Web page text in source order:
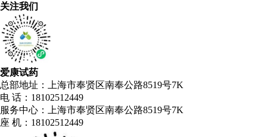
关注我们
爱康试药
总部地址：上海市奉贤区南奉公路8519号7K
电 话：18102512449
服务中心：上海市奉贤区南奉公路8519号7K
座 机：18102512449